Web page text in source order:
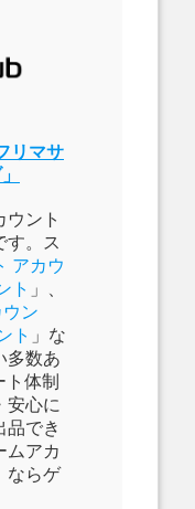
リマサ
ント
す。ス
アカウ
ト 」、
ン
ト 」な
多数あ
ト体制
安心に
品でき
ムアカ
ならゲ